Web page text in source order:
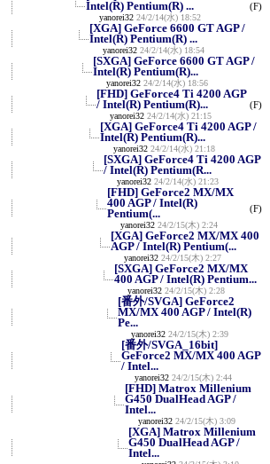
Intel(R) Pentium(R) ...
yanorei32 24/2/14(水) 18:52
(F)
[XGA] GeForce 6600 GT AGP /
Intel(R) Pentium(R) ...
yanorei32 24/2/14(水) 18:54
[SXGA] GeForce 6600 GT AGP /
Intel(R) Pentium(R)...
yanorei32 24/2/14(水) 18:56
[FHD] GeForce4 Ti 4200 AGP
/ Intel(R) Pentium(R)...
yanorei32 24/2/14(水) 21:15
(F)
[XGA] GeForce4 Ti 4200 AGP /
Intel(R) Pentium(R)...
yanorei32 24/2/14(水) 21:18
[SXGA] GeForce4 Ti 4200 AGP
/ Intel(R) Pentium(R...
yanorei32 24/2/14(水) 21:23
[FHD] GeForce2 MX/MX
400 AGP / Intel(R)
Pentium(...
yanorei32 24/2/15(木) 2:24
(F)
[XGA] GeForce2 MX/MX 400
AGP / Intel(R) Pentium(...
yanorei32 24/2/15(木) 2:27
[SXGA] GeForce2 MX/MX
400 AGP / Intel(R) Pentium...
yanorei32 24/2/15(木) 2:28
[番外/SVGA] GeForce2
MX/MX 400 AGP / Intel(R)
Pe...
yanorei32 24/2/15(木) 2:39
[番外/SVGA_16bit]
GeForce2 MX/MX 400 AGP
/ Intel...
yanorei32 24/2/15(木) 2:44
[FHD] Matrox Millenium
G450 DualHead AGP /
Intel...
yanorei32 24/2/15(木) 3:09
[XGA] Matrox Millenium
G450 DualHead AGP /
Intel...